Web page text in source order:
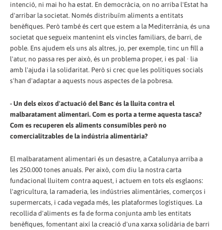
intenció, ni mai ho ha estat. En democràcia, on no arriba l'Estat ha
d'arribar la societat. Només distribuïm aliments a entitats
benèfiques. Però també és cert que estem a la Mediterrània, és una
societat que segueix mantenint els vincles familiars, de barri, de
poble. Ens ajudem els uns als altres, jo, per exemple, tinc un fill a
l'atur, no passa res per això, és un problema proper, i es pal · lia
amb l'ajuda i la solidaritat. Però si crec que les polítiques socials
s'han d'adaptar a aquests nous aspectes de la pobresa.
- Un dels eixos d'actuació del Banc és la lluita contra el
malbaratament alimentari. Com es porta a terme aquesta tasca?
Com es recuperen els aliments consumibles però no
comercialitzables de la indústria alimentària?
El malbaratament alimentari és un desastre, a Catalunya arriba a
les 250.000 tones anuals. Per això, com diu la nostra carta
fundacional lluitem contra aquest, i actuem en tots els esglaons:
l'agricultura, la ramaderia, les indústries alimentàries, comerços i
supermercats, i cada vegada més, les plataformes logístiques. La
recollida d'aliments es fa de forma conjunta amb les entitats
benèfiques, fomentant així la creació d'una xarxa solidària de barri